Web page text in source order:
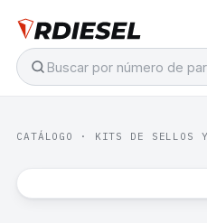
CATÁLOGO · KITS DE SELLOS